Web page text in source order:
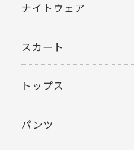
ナイトウェア
スカート
トップス
パンツ